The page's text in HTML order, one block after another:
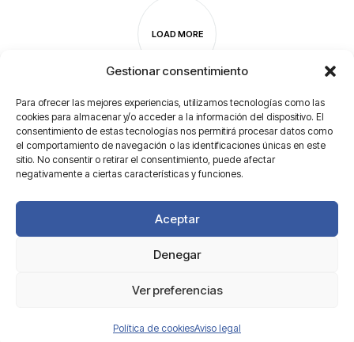
Gestionar consentimiento
Para ofrecer las mejores experiencias, utilizamos tecnologías como las
cookies para almacenar y/o acceder a la información del dispositivo. El
consentimiento de estas tecnologías nos permitirá procesar datos como
el comportamiento de navegación o las identificaciones únicas en este
sitio. No consentir o retirar el consentimiento, puede afectar
negativamente a ciertas características y funciones.
Aceptar
Denegar
Ver preferencias
Política de cookiesAviso legal
LOAD MORE